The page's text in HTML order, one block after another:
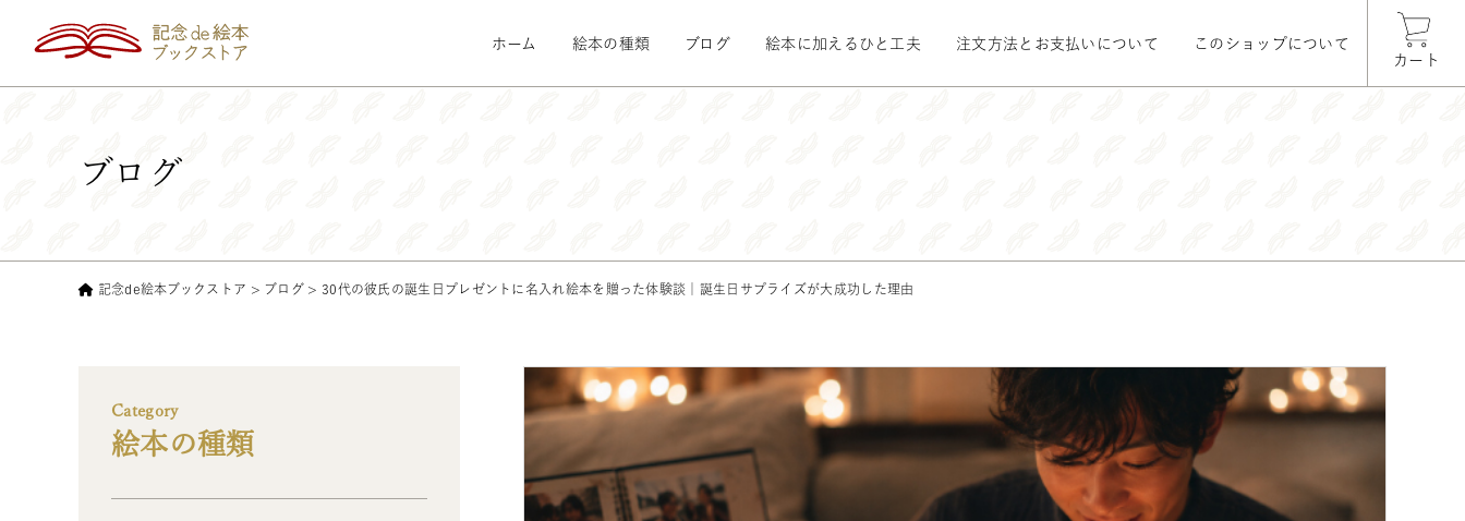
ホーム 絵本の種類 ブログ 絵本に加えるひと工夫 注文方法とお支払いについて
このショップについて
カート
ブログ
記念de絵本ブックストア > ブログ > 30代の彼氏の誕生日プレゼントに名入れ絵本を贈った体験談｜誕生日サプライズが大成功した理由
Category
絵本の種類